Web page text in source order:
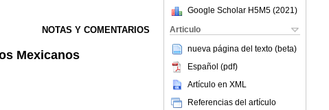
Google Scholar H5M5 (2021 )
Articulo
nueva página del texto (beta)
Español (pdf)
Artículo en XML
Referencias del artículo
NOTAS Y COMENTARIOS
Mexicanos